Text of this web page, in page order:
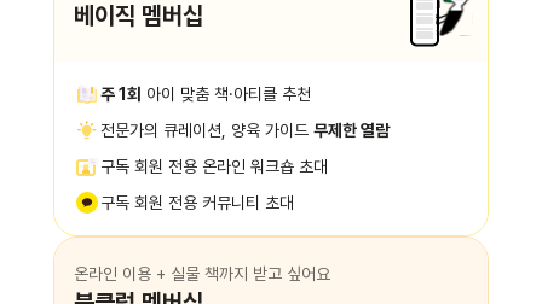
베이직 멤버십
주 1회 아이 맞춤 책·아티클 추천
전문가의 큐레이션, 양육 가이드 무제한 열람
구독 회원 전용 온라인 워크숍 초대
구독 회원 전용 커뮤니티 초대
온라인 이용 + 실물 책까지 받고 싶어요